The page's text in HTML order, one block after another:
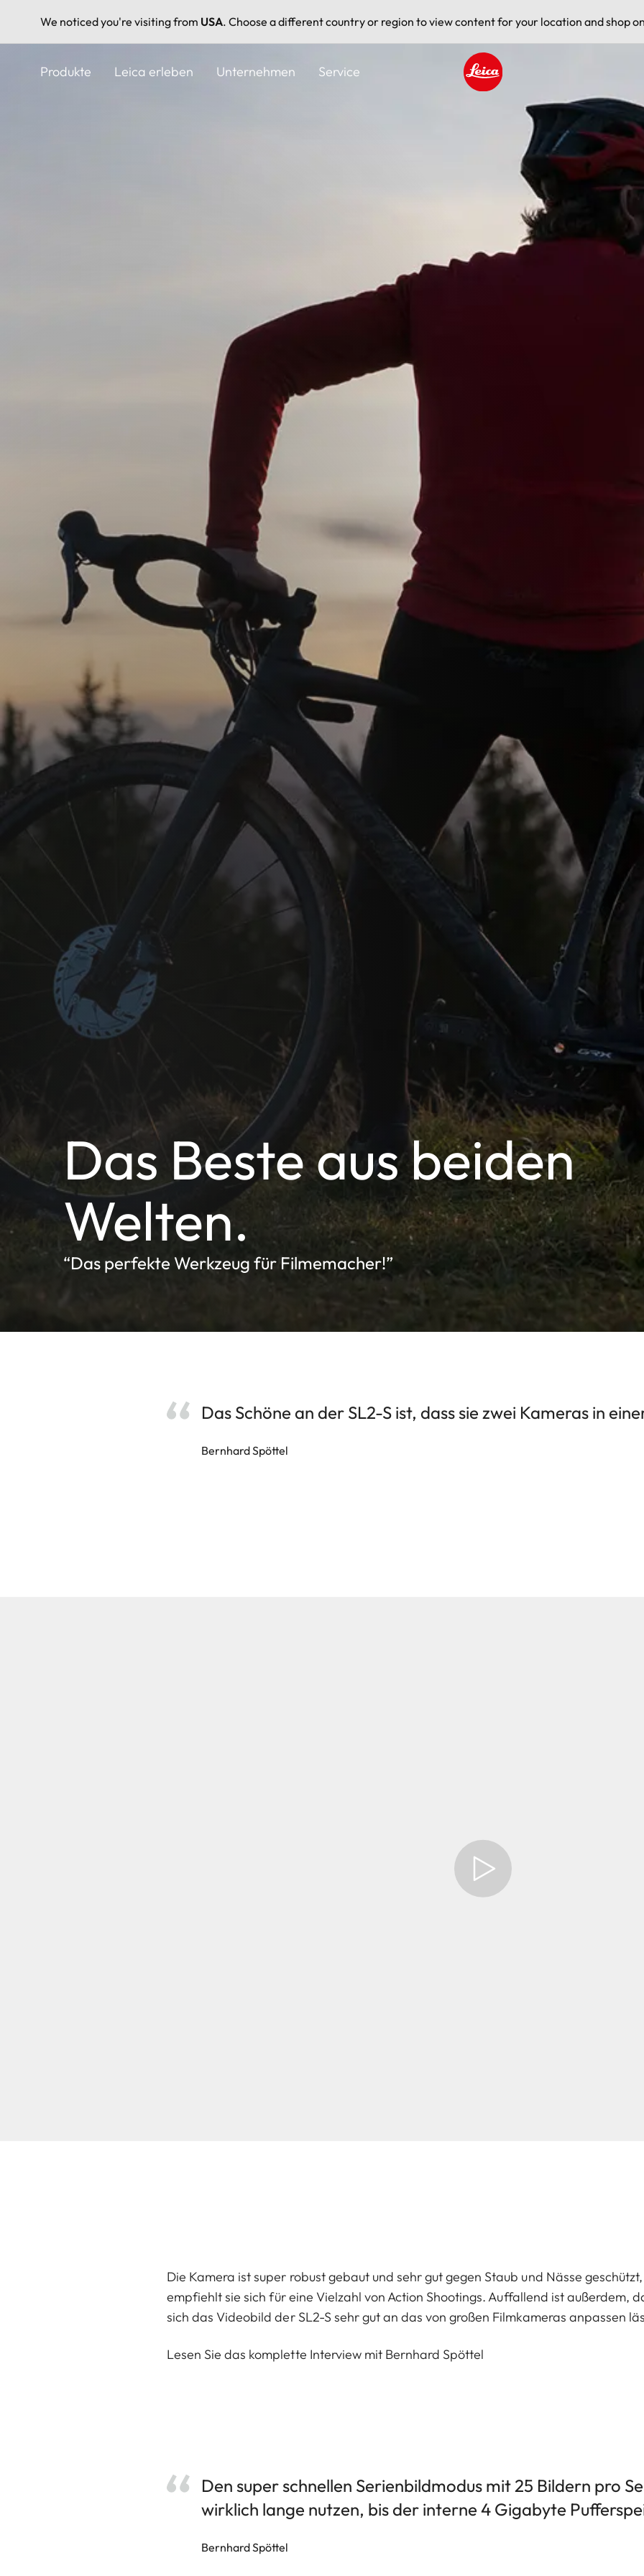
We noticed you're visiting from USA. Choose a different country or region to view content for your location and shop
Produkte Leica erleben Unternehmen Service
Leica logo - Home
Das Beste aus beiden
Welten.
“Das perfekte Werkzeug für Filmemacher!”
Das Schöne an der SL2-S ist, dass sie zwei Kameras in
Bernhard Spöttel
Die Kamera ist super robust gebaut und sehr gut gegen Staub und Nässe
empfiehlt sie sich für eine Vielzahl von Action Shootings. Auffallend ist außerdem,
sich das Videobild der SL2-S sehr gut an das von großen Filmkameras anpassen
Lesen Sie das komplette Interview mit Bernhard Spöttel
Den super schnellen Serienbildmodus mit 25 Bildern pro
wirklich lange nutzen, bis der interne 4 Gigabyte
Bernhard Spöttel